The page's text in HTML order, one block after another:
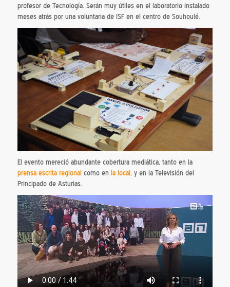
profesor de Tecnología. Serán muy útiles en el laboratorio instalado
meses atrás por una voluntaria de ISF en el centro de Souhoulé.
El evento mereció abundante cobertura mediática, tanto en la
prensa escrita regional como en la local , y en la Televisión del
Principado de Asturias.